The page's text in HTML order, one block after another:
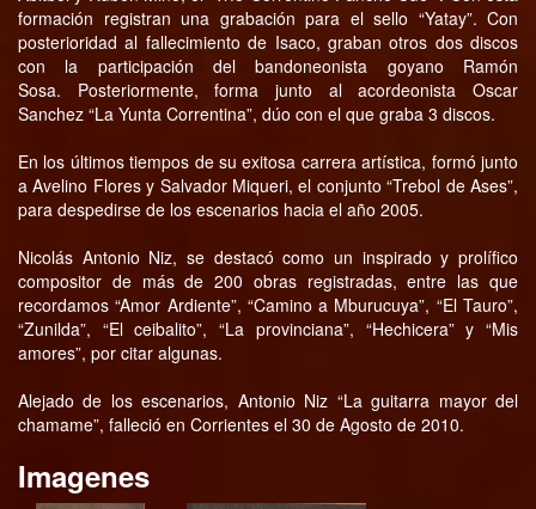
formación registran una grabación para el sello “Yatay”. Con
posterioridad al fallecimiento de Isaco, graban otros dos discos
con la participación del bandoneonista goyano Ramón
Sosa. Posteriormente, forma junto al acordeonista Oscar
Sanchez “La Yunta Correntina”, dúo con el que graba 3 discos.
En los últimos tiempos de su exitosa carrera artística, formó junto
a Avelino Flores y Salvador Miqueri, el conjunto “Trebol de Ases”,
para despedirse de los escenarios hacia el año 2005.
Nicolás Antonio Niz, se destacó como un inspirado y prolífico
compositor de más de 200 obras registradas, entre las que
recordamos “Amor Ardiente”, “Camino a Mburucuya”, “El Tauro”,
“Zunilda”, “El ceibalito”, “La provinciana”, “Hechicera” y “Mis
amores”, por citar algunas.
Alejado de los escenarios, Antonio Niz “La guitarra mayor del
chamame”, falleció en Corrientes el 30 de Agosto de 2010.
Imagenes